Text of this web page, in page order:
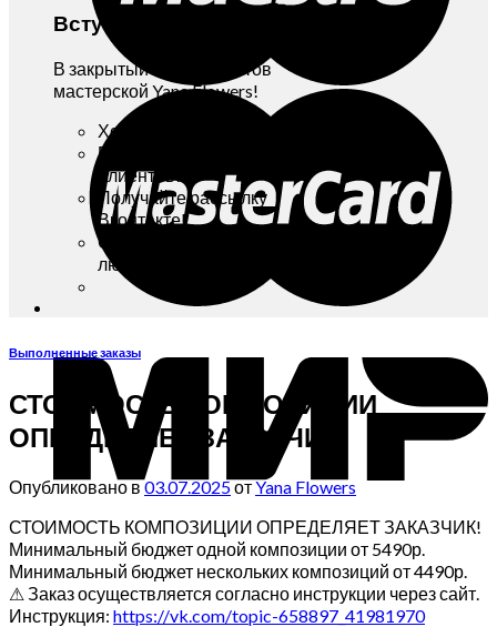
Вступайте!
В закрытый Клуб Клиентов
мастерской Yana Flowers!
Хотите бонусы и скидки?
Вступайте в Клуб
Клиентов!
Получайте рассылку
Вконтакте!
Отписаться можно в
любой момент!
Выполненные заказы
СТОИМОСТЬ КОМПОЗИЦИИ
ОПРЕДЕЛЯЕТ ЗАКАЗЧИК!
Опубликовано в03.07.2025отYana Flowers
СТОИМОСТЬ КОМПОЗИЦИИ ОПРЕДЕЛЯЕТ ЗАКАЗЧИК!
Минимальный бюджет одной композиции от 5490р.
Минимальный бюджет нескольких композиций от 4490р.
⚠ Заказ осуществляется согласно инструкции через сайт.
Инструкция: https://vk.com/topic-658897_41981970